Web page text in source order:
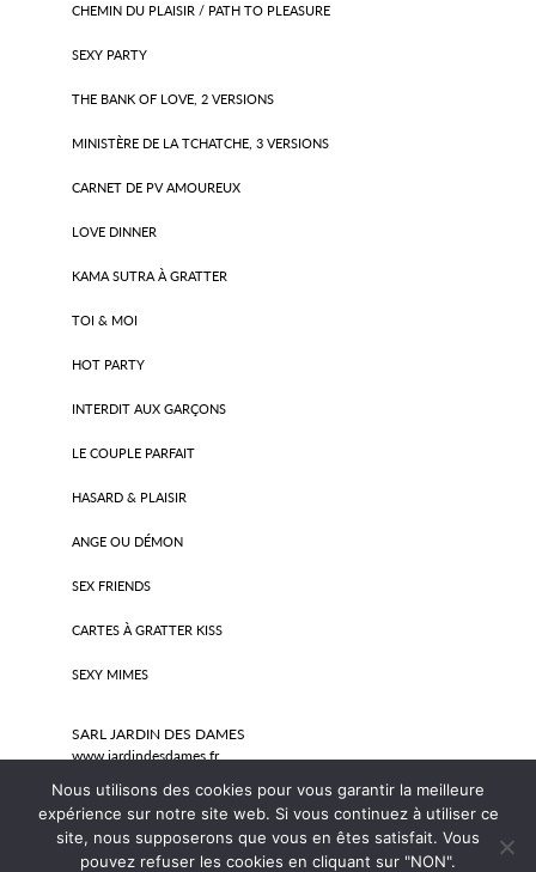
CHEMIN DU PLAISIR / PATH TO PLEASURE
SEXY PARTY
THE BANK OF LOVE, 2 VERSIONS
MINISTÈRE DE LA TCHATCHE, 3 VERSIONS
CARNET DE PV AMOUREUX
LOVE DINNER
KAMA SUTRA À GRATTER
TOI & MOI
HOT PARTY
INTERDIT AUX GARÇONS
LE COUPLE PARFAIT
HASARD & PLAISIR
ANGE OU DÉMON
SEX FRIENDS
CARTES À GRATTER KISS
SEXY MIMES
SARL JARDIN DES DAMES
www.jardindesdames.fr
Mentions légales
Nous utilisons des cookies pour vous garantir la meilleure
expérience sur notre site web. Si vous continuez à utiliser ce
site, nous supposerons que vous en êtes satisfait. Vous
pouvez refuser les cookies en cliquant sur "NON".